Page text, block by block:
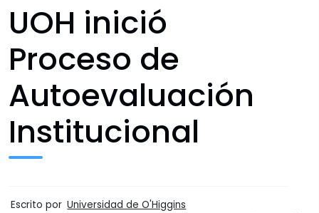
UOH inició
Proceso de
Autoevaluación
Institucional
Escrito por Universidad de O'Higgins